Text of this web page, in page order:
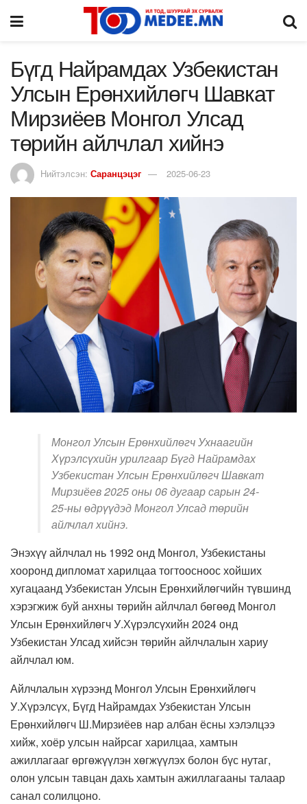
Бүгд Найрамдах Узбекистан
Улсын Ерөнхийлөгч Шавкат
Мирзиёев Монгол Улсад
төрийн айлчлал хийнэ
Нийтэлсэн: Саранцэцэг 2025-06-23
Монгол Улсын Ерөнхийлөгч Ухнаагийн
Хүрэлсүхийн урилгаар Бүгд Найрамдах
Узбекистан Улсын Ерөнхийлөгч Шавкат
Мирзиёев 2025 оны 06 дугаар сарын 24-
25-ны өдрүүдэд Монгол Улсад төрийн
айлчлал хийнэ.
Энэхүү айлчлал нь 1992 онд Монгол, Узбекистаны
хооронд дипломат харилцаа тогтоосноос хойших
хугацаанд Узбекистан Улсын Ерөнхийлөгчийн түвшинд
хэрэгжиж буй анхны төрийн айлчлал бөгөөд Монгол
Улсын Ерөнхийлөгч У.Хүрэлсүхийн 2024 онд
Узбекистан Улсад хийсэн төрийн айлчлалын хариу
айлчлал юм.
Айлчлалын хүрээнд Монгол Улсын Ерөнхийлөгч
У.Хүрэлсүх, Бүгд Найрамдах Узбекистан Улсын
Ерөнхийлөгч Ш.Мирзиёев нар албан ёсны хэлэлцээ
хийж, хоёр улсын найрсаг харилцаа, хамтын
ажиллагааг өргөжүүлэн хөгжүүлэх болон бүс нутаг,
олон улсын тавцан дахь хамтын ажиллагааны талаар
санал солилцоно.